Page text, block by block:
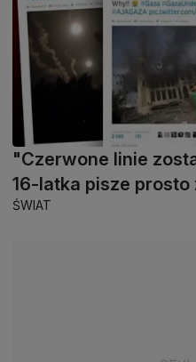
"Czerwone linie
16-latka pisze prosto
ŚWIAT